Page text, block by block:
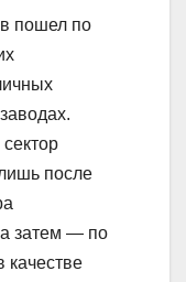
пошел по
после
затем — по